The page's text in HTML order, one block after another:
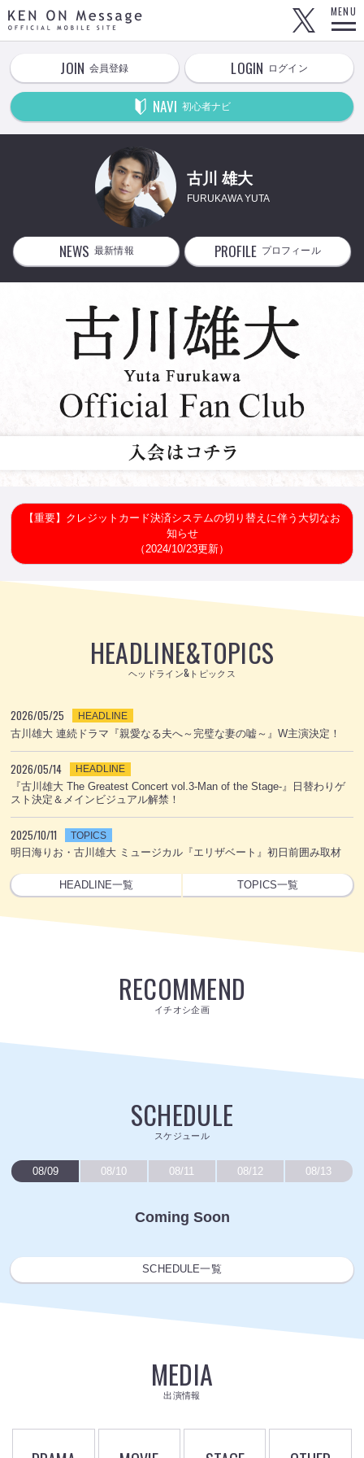
KEN ON Message OFFICIAL MOBILE SITE
MENU
JOIN 会員登録 LOGIN ログイン
NAVI 初心者ナビ
古川 雄大
FURUKAWA YUTA
NEWS 最新情報 PROFILE プロフィール
【重要】クレジットカード決済システムの切り替えに伴う大切なお
知らせ
（2024/10/23更新）
HEADLINE&TOPICS
ヘッドライン&トピックス
2026/05/25 HEADLINE
古川雄大 連続ドラマ『親愛なる夫へ～完璧な妻の嘘～』W主演決定！
2026/05/14 HEADLINE
『古川雄大 The Greatest Concert vol.3-Man of the Stage-』日替わりゲ
スト決定＆メインビジュアル解禁！
2025/10/11 TOPICS
明日海りお・古川雄大 ミュージカル『エリザベート』初日前囲み取材
HEADLINE一覧 TOPICS一覧
RECOMMEND
イチオシ企画
SCHEDULE
スケジュール
08/09 08/10 08/11 08/12 08/13
Coming Soon
SCHEDULE一覧
MEDIA
出演情報